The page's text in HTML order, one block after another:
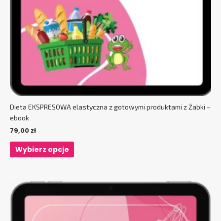
Dieta EKSPRESOWA elastyczna z gotowymi produktami z Żabki –
ebook
79,00 zł
Wybierz opcje
Ten
produkt
ma
wiele